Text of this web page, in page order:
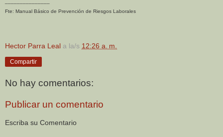
Fte: Manual Básico de Prevención de Riesgos Laborales
Hector Parra Leal a la/s 12:26 a. m.
Compartir
No hay comentarios:
Publicar un comentario
Escriba su Comentario